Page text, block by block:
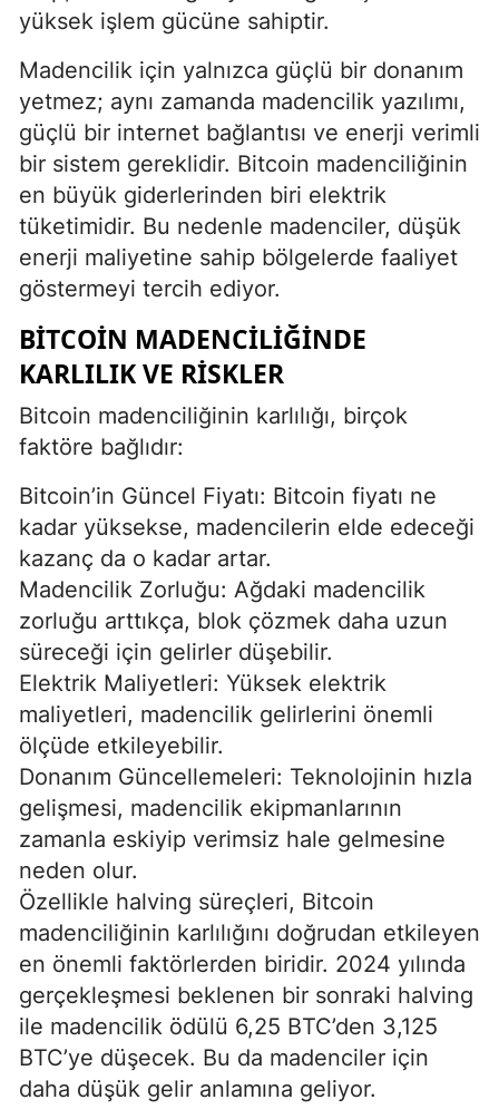
yüksek işlem gücüne sahiptir.
Madencilik için yalnızca güçlü bir donanım
yetmez; aynı zamanda madencilik yazılımı,
güçlü bir internet bağlantısı ve enerji verimli
bir sistem gereklidir. Bitcoin madenciliğinin
en büyük giderlerinden biri elektrik
tüketimidir. Bu nedenle madenciler, düşük
enerji maliyetine sahip bölgelerde faaliyet
göstermeyi tercih ediyor.
BITCOIN MADENCILIĞINDE
KARLILIK VE RISKLER
Bitcoin madenciliğinin karlılığı, birçok
faktöre bağlıdır:
Bitcoin’in Güncel Fiyatı: Bitcoin fiyatı ne
kadar yüksekse, madencilerin elde edeceği
kazanç da o kadar artar.
Madencilik Zorluğu: Ağdaki madencilik
zorluğu arttıkça, blok çözmek daha uzun
süreceği için gelirler düşebilir.
Elektrik Maliyetleri: Yüksek elektrik
maliyetleri, madencilik gelirlerini önemli
ölçüde etkileyebilir.
Donanım Güncellemeleri: Teknolojinin hızla
gelişmesi, madencilik ekipmanlarının
zamanla eskiyip verimsiz hale gelmesine
neden olur.
Özellikle halving süreçleri, Bitcoin
madenciliğinin karlılığını doğrudan etkileyen
en önemli faktörlerden biridir. 2024 yılında
gerçekleşmesi beklenen bir sonraki halving
ile madencilik ödülü 6,25 BTC’den 3,125
BTC’ye düşecek. Bu da madenciler için
daha düşük gelir anlamına geliyor.